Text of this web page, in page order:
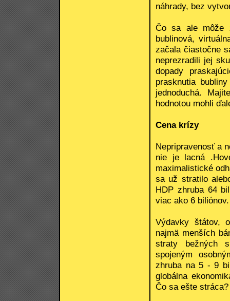
náhrady, bez
Čo sa ale môže
bublinová,
začala čiastočne
neprezradili jej
dopady
prasknutia
jednoduchá.
hodnotou mohli
Cena krízy
Nepripravenosť a
nie je lacná
maximalistické
sa už stratilo
HDP zhruba 64
viac ako 6 biliónov.
Výdavky štátov,
najmä menších
straty bežných
spojeným
zhruba na 5 - 9
globálna
Čo sa ešte stráca?